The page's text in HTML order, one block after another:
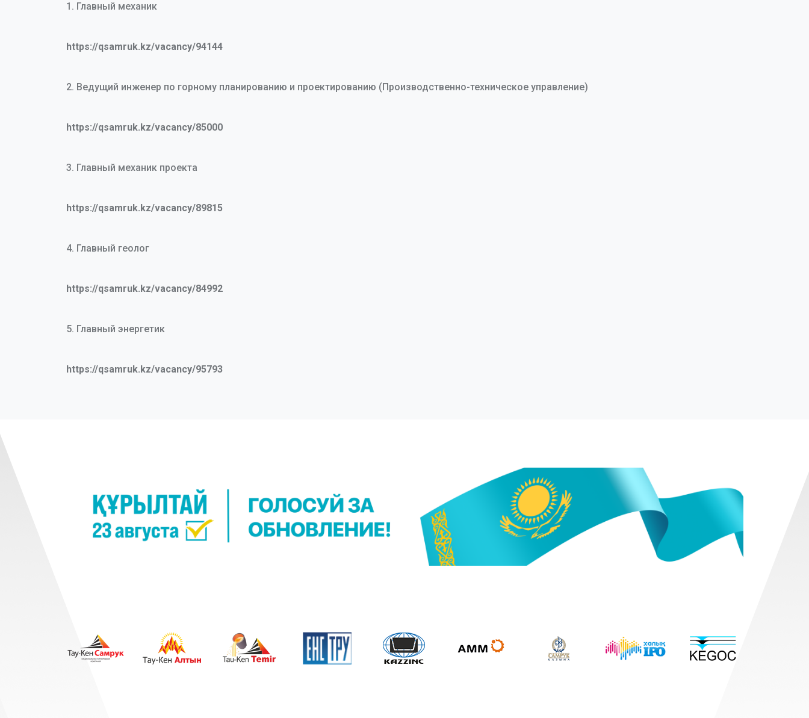
1. Главный механик
https://qsamruk.kz/vacancy/94144
2. Ведущий инженер по горному планированию и проектированию (Производственно-техническое управление)
https://qsamruk.kz/vacancy/85000
3. Главный механик проекта
https://qsamruk.kz/vacancy/89815
4. Главный геолог
https://qsamruk.kz/vacancy/84992
5. Главный энергетик
https://qsamruk.kz/vacancy/95793